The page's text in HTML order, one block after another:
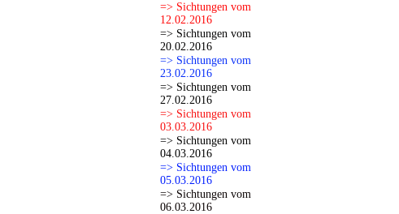
=> Sichtungen vom
12.02.2016
=> Sichtungen vom
20.02.2016
=> Sichtungen vom
23.02.2016
=> Sichtungen vom
27.02.2016
=> Sichtungen vom
03.03.2016
=> Sichtungen vom
04.03.2016
=> Sichtungen vom
05.03.2016
=> Sichtungen vom
06.03.2016